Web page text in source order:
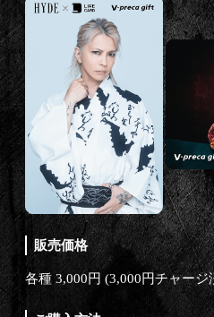
販売価格
各種 3,000円 (3,000円チャージ